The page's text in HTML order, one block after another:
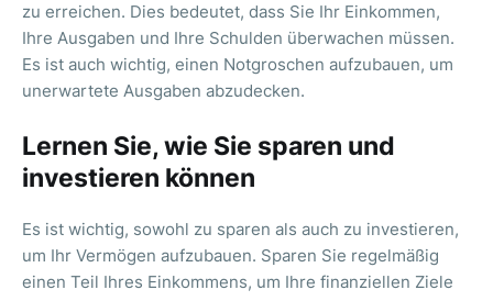
zu erreichen. Dies bedeutet, dass Sie Ihr Einkommen,
Ihre Ausgaben und Ihre Schulden überwachen müssen.
Es ist auch wichtig, einen Notgroschen aufzubauen, um
unerwartete Ausgaben abzudecken.
Lernen Sie, wie Sie sparen und
investieren können
Es ist wichtig, sowohl zu sparen als auch zu investieren,
um Ihr Vermögen aufzubauen. Sparen Sie regelmäßig
einen Teil Ihres Einkommens, um Ihre finanziellen Ziele